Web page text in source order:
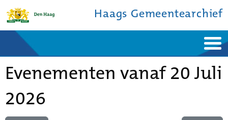
Haags Gemeentearchief
Nieuws
Ontdek de stad
De studiezaal
Over ons
Contact
Evenementen vanaf 20 Juli
2026